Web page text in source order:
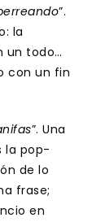
”.
la
un todo…
con un fin
”. Una
la pop-
de lo
frase;
en